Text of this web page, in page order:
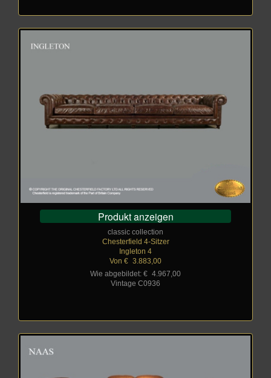
Produkt anzeigen
classic collection
Chesterfield 4-Sitzer
Ingleton 4
Von € 3.883,00
Wie abgebildet: € 4.967,00
Vintage C0936